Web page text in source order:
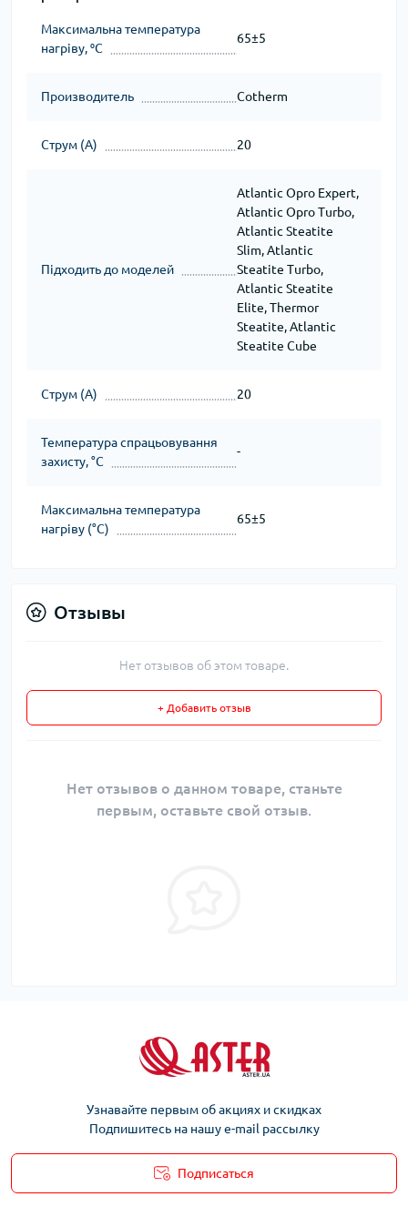
Максимальна температура
нагріву, ⁰C
65±5
Производитель Cotherm
Струм (А) 20
Підходить до моделей
Atlantic Opro Expert,
Atlantic Opro Turbo,
Atlantic Steatite
Slim, Atlantic
Steatite Turbo,
Atlantic Steatite
Elite, Thermor
Steatite, Atlantic
Steatite Cube
Струм (А) 20
Температура спрацьовування
захисту, °C
-
Максимальна температура
нагріву (°C)
65±5
Отзывы
Нет отзывов об этом товаре.
+ Добавить отзыв
Нет отзывов о данном товаре, станьте
первым, оставьте свой отзыв.
Узнавайте первым об акциях и скидках
Подпишитесь на нашу e-mail рассылку
Подписаться